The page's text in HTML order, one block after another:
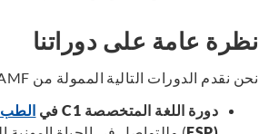
نظرة عامة على دوراتنا
نحن نقدم الدورات التالية الممولة من
دورة اللغة المتخصصة C1 في الطب